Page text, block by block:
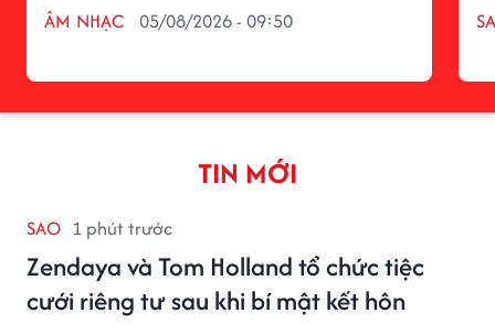
ÂM NHẠC 05/08/2026 - 09:50
TIN MỚI
SAO 1 phút trước
Zendaya và Tom Holland tổ chức tiệc
cưới riêng tư sau khi bí mật kết hôn